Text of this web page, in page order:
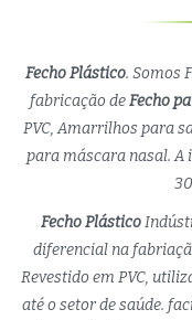
Fecho Plástico. Somos
fabricação deFecho
PVC, Amarrilhos para
para máscara nasal. A
Fecho Plástico
diferencial na
Revestido em PVC,
até o setor de saúde.